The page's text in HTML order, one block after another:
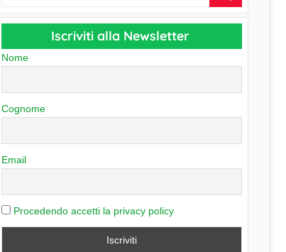
C
t
e
o
i
e
v
o
Iscriviti alla Newsletter
Nome
Cognome
Email
Procedendo accetti la privacy policy